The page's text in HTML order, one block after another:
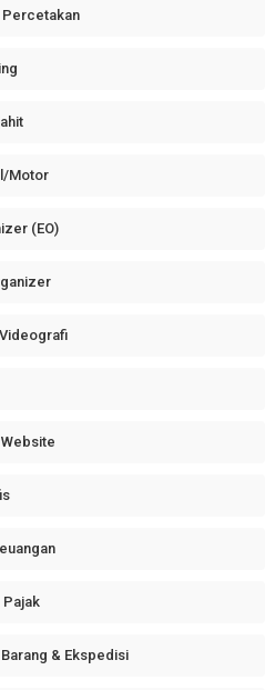
Percetakan
Motor
(EO)
Pajak
& Ekspedisi